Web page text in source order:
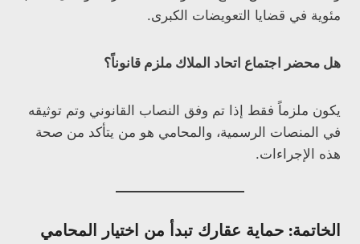
مئوية في قضايا التعويضات الكبرى.
هل محضر اجتماع اتحاد الملاك ملزم قانوناً؟
يكون ملزماً فقط إذا تم وفق النصاب القانوني وتم توثيقه
في المنصات الرسمية، والمحامي هو من يتأكد من صحة
هذه الإجراءات.
الخاتمة: حماية عقارك تبدأ من اختيار المحامي